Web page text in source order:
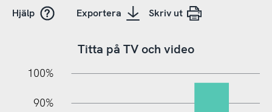
Hjälp Exportera Skriv ut
Titta på TV och video
100%
90%